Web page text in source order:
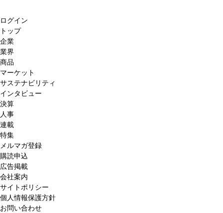
ログイン
トップ
企業
業界
商品
マーケット
サステナビリティ
インタビュー
決算
人事
連載
特集
メルマガ登録
購読申込
広告掲載
会社案内
サイトポリシー
個人情報保護方針
お問い合わせ